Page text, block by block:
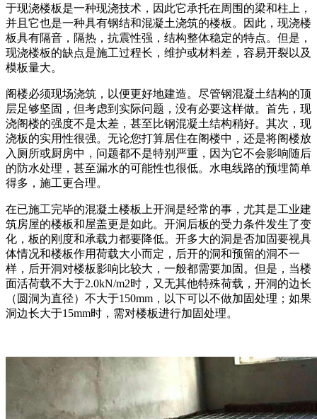
于现浇楼板是一种现浇技术，因此它承托在周围的梁和柱上，
并且它也是一种具有钢结和混凝土浇筑的楼板。因此，现浇楼
板具有隔音，隔热，抗震性强，结构整体稳定的特点。但是，
现浇楼板的缺点是施工过程长，维护或材料差，容易开裂以及
模板量大。
阁楼必须现场浇筑，以便更好地建造。尽管钢混凝土结构的顶
层足够坚固，但考虑到实际问题，没有必要这样做。首先，现
浇阁楼的强度不是太差，甚至比钢混凝土结构稍好。其次，现
浇板的实用性很强。无论您打算居住在阁楼中，还是将阁楼放
入厕所或厨房中，问题都不是特别严重，因为它不会影响随后
的防水处理，甚至漏水的可能性也很低。水电线路的预埋简单
得多，施工更合理。
在已施工完毕的混凝土楼板上开洞是经常的事，尤其是工业建
筑房屋的楼板和屋盖更是如此。开洞后板的受力条件发生了变
化，板的刚度和承载力都要降低。开多大的洞是否加固要视具
体情况和楼板作用荷载大小而定，后开的洞和预留的洞不一
样，后开洞对楼板影响比较大，一般都需要加固。但是，当楼
面活荷载不大于2.0kN/m2时，又无其他特殊荷载，开洞的边长
（圆洞为直径）不大于150mm，以下可以不做加固处理；如果
洞边长大于15mm时，需对楼板进行加固处理。